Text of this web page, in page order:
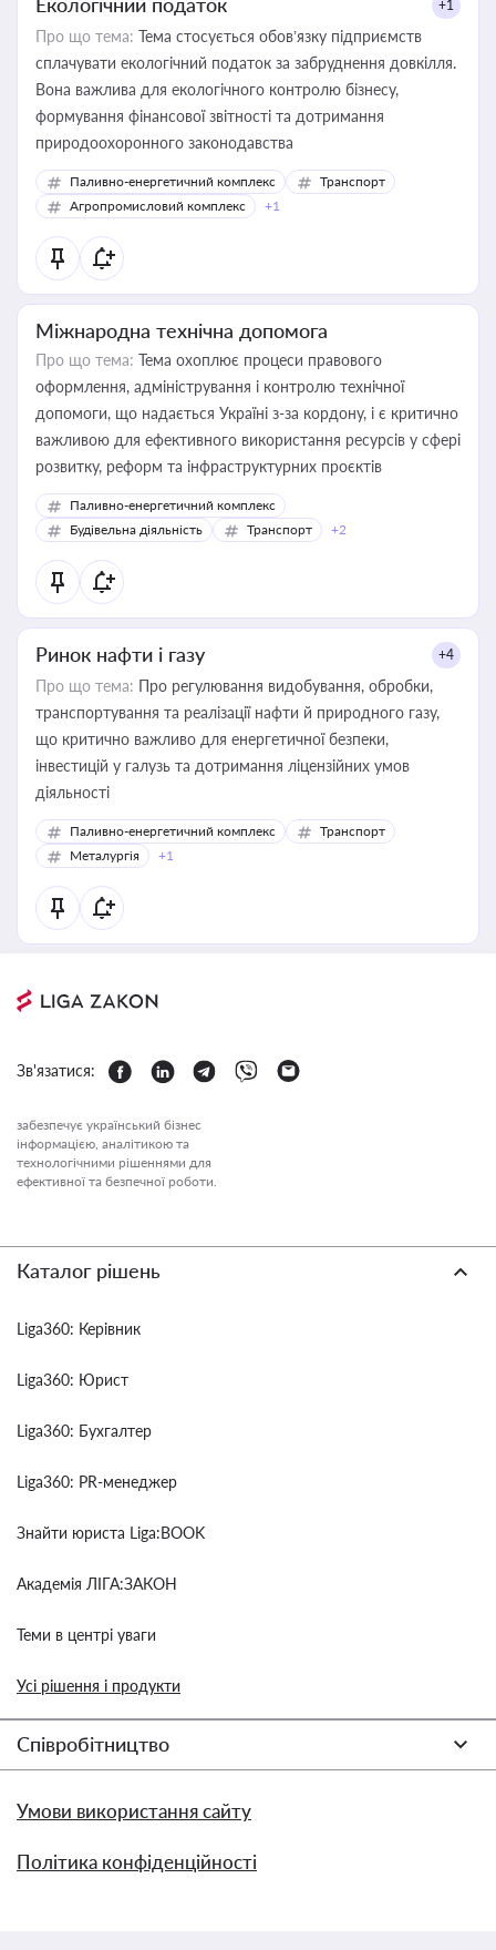
+1
Про що тема: Тема стосується обов’язку підприємств
сплачувати екологічний податок за забруднення довкілля.
Вона важлива для екологічного контролю бізнесу,
формування фінансової звітності та дотримання
природоохоронного законодавства
Паливно-енергетичний комплекс
Транспорт
Агропромисловий комплекс
+1
Міжнародна технічна допомога
Про що тема: Тема охоплює процеси правового
оформлення, адміністрування і контролю технічної
допомоги, що надається Україні з-за кордону, і є критично
важливою для ефективного використання ресурсів у сфері
розвитку, реформ та інфраструктурних проєктів
Паливно-енергетичний комплекс
Будівельна діяльність
Транспорт +2
Ринок нафти і газу +4
Про що тема: Про регулювання видобування, обробки,
транспортування та реалізації нафти й природного газу,
що критично важливо для енергетичної безпеки,
інвестицій у галузь та дотримання ліцензійних умов
діяльності
Паливно-енергетичний комплекс
Транспорт
Металургія
+1
Зв'язатися:
забезпечує український бізнес
інформацією, аналітикою та
технологічними рішеннями для
ефективної та безпечної роботи.
Каталог рішень
Liga360: Керівник
Liga360: Юрист
Liga360: Бухгалтер
Liga360: PR-менеджер
Знайти юриста Liga:BOOK
Академія ЛІГА:ЗАКОН
Теми в центрі уваги
Усі рішення і продукти
Співробітництво
Умови використання сайту
Політика конфіденційності